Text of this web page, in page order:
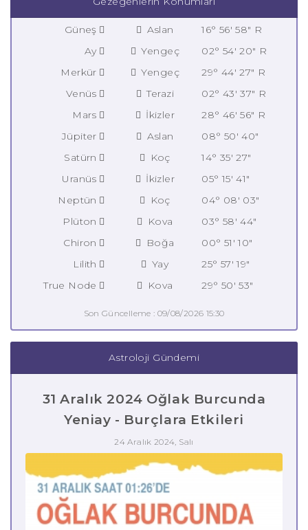
Güneş Aslan
16° 56' 58" R
Ay
Yengeç
02° 54' 20" R
Merkür
Yengeç
29° 44' 27" R
Venüs
Terazi
02° 43' 37" R
Mars
İkizler
28° 46' 56" R
Jüpiter
Aslan
08° 50' 40"
Satürn
Koç
14° 35' 27"
Uranüs
İkizler
05° 15' 41"
Neptün
Koç
04° 08' 03"
Plüton
Kova
03° 58' 44"
Chiron
Boğa
00° 51' 10"
Lilith
Yay
25° 57' 19"
True Node
Kova 29° 50' 53"
Son Güncelleme : 09/08/2026 15:30
Astroloji Gündemi
31 Aralık 2024 Oğlak Burcunda
Yeniay - Burçlara Etkileri
24 Aralık 2024, Salı